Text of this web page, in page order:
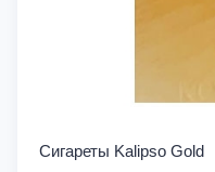
Сигареты Kalipso Gold